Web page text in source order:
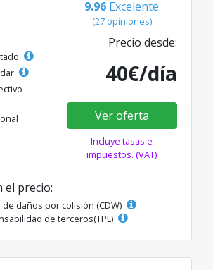
9.96 Excelente
(27 opiniones)
Precio desde:
40€/día
Ver oferta
Incluye tasas e
impuestos. (VAT)
el precio:
daños por colisión (CDW)
de terceros(TPL)